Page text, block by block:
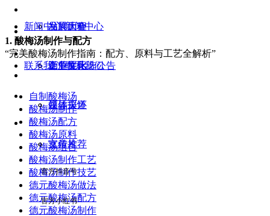
发展历程
企业文化
领导关怀
宣传片
品牌大全
工厂展示
新闻中心 新闻中心
竞争性比选公告
媒体报道
文章推荐
联系我们 联系我们
官方抖音号
官方小红书
1. 酸梅汤制作与配方
“完美酸梅汤制作指南：配方、原料与工艺全解析”
自制酸梅汤
酸梅汤制作
酸梅汤配方
酸梅汤原料
酸梅汤组合
酸梅汤制作工艺
酸梅汤制作技艺
德元酸梅汤做法
德元酸梅汤配方
德元酸梅汤制作